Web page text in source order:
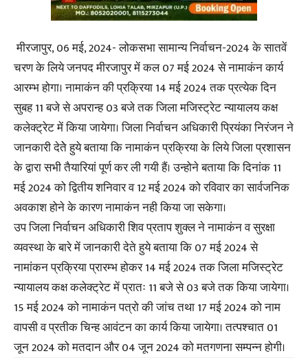
मीरजापुर, 06 मई, 2024- लोकसभा सामान्य निर्वाचन-2024 के सातवें
चरण के लिये जनपद मीरजापुर में कल 07 मई 2024 से नामाकंन कार्य
आरम्भ होगा। नामाकंन की प्रक्रिया 14 मई 2024 तक प्रत्येक दिन
सुबह 11 बजे से अपरान्ह 03 बजे तक जिला मजिस्ट्रेट न्यायालय कक्ष
कलेक्ट्रेट में किया जायेगा। जिला निर्वाचन अधिकारी प्रियंका निरंजन ने
जानकारी देतेे हुये बताया कि नामाकंन प्रक्रिया के लिये जिला प्रशासन
के द्वारा सभी तैयारियां पूर्ण कर ली गयी हैं। उन्होने बताया कि दिनांक 11
मई 2024 को द्वितीय शनिवार व 12 मई 2024 को रविवार का सार्वजनिक
अवकाश होने के कारण नामाकंन नही किया जा सकेगा।
उप जिला निर्वाचन अधिकारी शिव प्रताप शुक्ल ने नामाकंन व सुरक्षा
व्यवस्था के बारे में जानकारी देते हुये बताया कि 07 मई 2024 से
नामांकन प्रक्रिया प्रारम्भ होकर 14 मई 2024 तक जिला मजिस्ट्रेट
न्यायालय कक्ष कलेक्ट्रेट में प्रातः 11 बजे से 03 बजे तक किया जायेगा।
15 मई 2024 को नामाकंन पत्रो की जांच तथा 17 मई 2024 को नाम
वापसी व प्रतीक चिन्ह आवंटन का कार्य किया जायेगा। तत्पश्चात 01
जून 2024 को मतदान और 04 जून 2024 को मतगणना सम्पन्न होगी।